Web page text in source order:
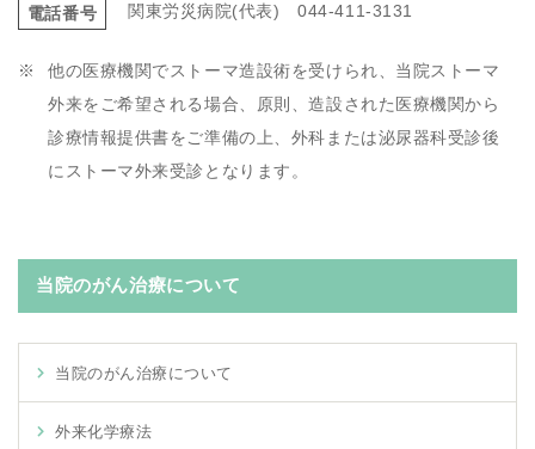
電話番号 関東労災病院(代表) 044-411-3131
他の医療機関でストーマ造設術を受けられ、当院ストーマ
外来をご希望される場合、原則、造設された医療機関から
診療情報提供書をご準備の上、外科または泌尿器科受診後
にストーマ外来受診となります。
当院のがん治療について
当院のがん治療について
外来化学療法